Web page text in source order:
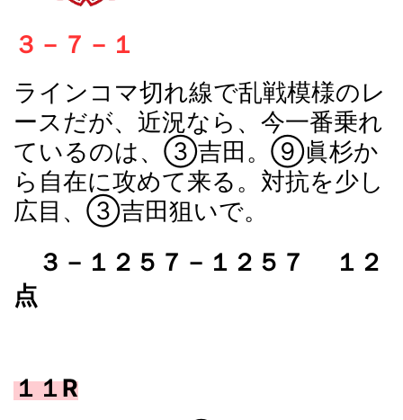
３－７－１
ラインコマ切れ線で乱戦模様のレ
ースだが、近況なら、今一番乗れ
ているのは、③吉田。⑨眞杉か
ら自在に攻めて来る。対抗を少し
広目、③吉田狙いで。
３－１２５７－１２５７ １２
点
１１R